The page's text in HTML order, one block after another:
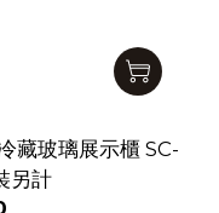
藏玻璃展示櫃 SC-
另計